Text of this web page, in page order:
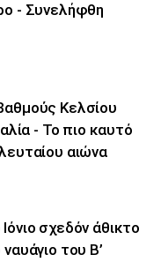
- Συνελήφθη
Κελσίου
- Το πιο καυτό
αιώνα
σχεδόν άθικτο
του Β’